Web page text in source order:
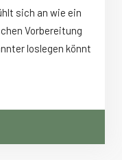
sich an wie ein
Vorbereitung
loslegen könnt